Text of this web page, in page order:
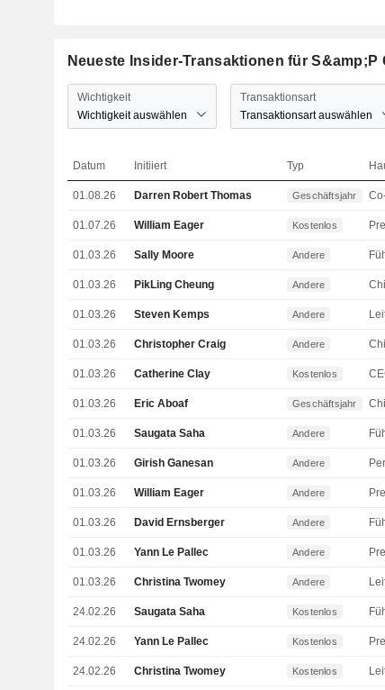
Neueste Insider-Transaktionen für S&amp;P
Wichtigkeit
Wichtigkeit auswählen
Transaktionsart
Transaktionsart auswählen
Datum Initiiert Typ
01.08.26 Darren Robert Thomas Geschäftsjahr
01.07.26 William Eager Kostenlos
01.03.26 Sally Moore Andere
01.03.26 PikLing Cheung Andere
01.03.26 Steven Kemps Andere
01.03.26 Christopher Craig Andere
01.03.26 Catherine Clay Kostenlos
01.03.26 Eric Aboaf Geschäftsjahr
01.03.26 Saugata Saha Andere
01.03.26 Girish Ganesan Andere
01.03.26 William Eager Andere
01.03.26 David Ernsberger Andere
01.03.26 Yann Le Pallec Andere
01.03.26 Christina Twomey Andere
24.02.26 Saugata Saha Kostenlos
24.02.26 Yann Le Pallec Kostenlos
24.02.26 Christina Twomey Kostenlos